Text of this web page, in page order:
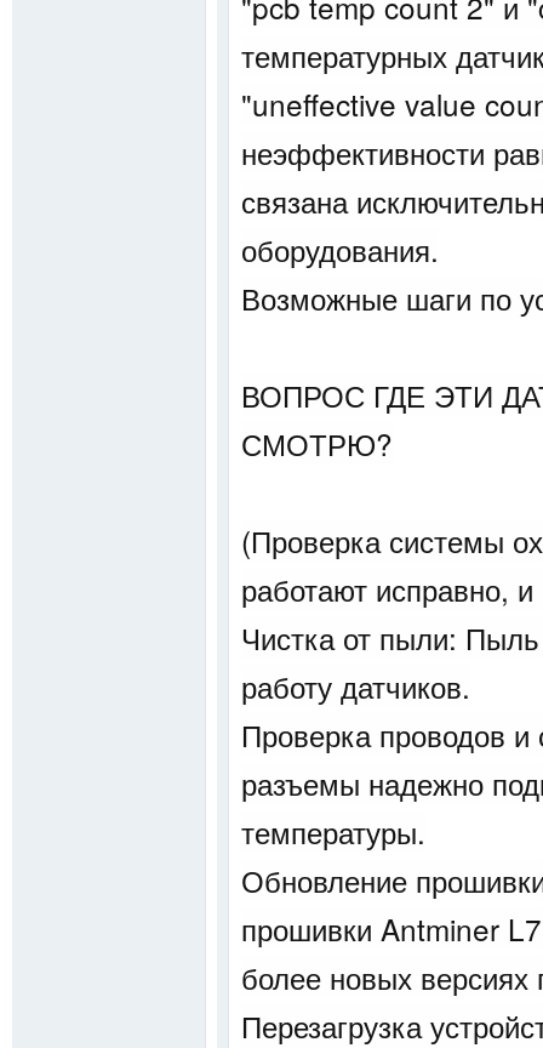
температурных
"uneffective value
неэффективности
связана
оборудования.
Возможные шаги по
ВОПРОС ГДЕ ЭТИ
СМОТРЮ?
(Проверка системы
работают исправно, и
Чистка от пыли:
работу датчиков.
Проверка проводов и
разъемы надежно
температуры.
Обновление
прошивки Antminer
более новых версиях
Перезагрузка